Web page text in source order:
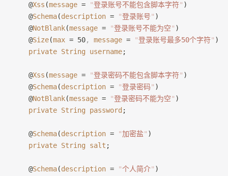
    @
Xss (message = "登录账号不能包含脚本字符" )
    @
Schema(description = "登录账号" )
    @
NotBlank(message = "登录账号不能为空" )
    @
Size(max = 50, message = "登录账号最多50个字符" )
    private
String username;
    @
Xss (message = "登录密码不能包含脚本字符" )
    @
Schema(description = "登录密码" )
    @
NotBlank(message = "登录密码不能为空" )
    private
String password ;
    @
Schema(description = "加密盐" )
    private
String salt ;
    @
Schema(description = "个人简介" )